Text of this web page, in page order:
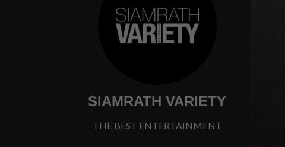
SIAMRATH VARIETY
THE BEST ENTERTAINMENT